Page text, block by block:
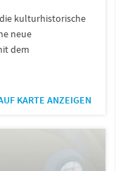
kulturhistorische
neue
dem
KARTE ANZEIGEN